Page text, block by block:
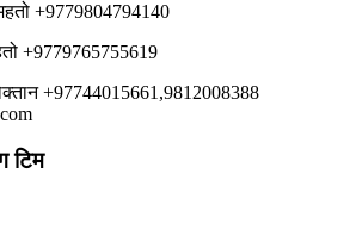
+9779804794140
+9779765755619
+97744015661,9812008388
टिम